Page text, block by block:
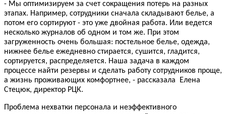
- Мы оптимизируем за счет сокращения потерь на разных
этапах. Например, сотрудники сначала складывают белье, а
потом его сортируют - это уже двойная работа. Или ведется
несколько журналов об одном и том же. При этом
загруженность очень большая: постельное белье, одежда,
нижнее белье ежедневно стирается, сушится, гладится,
сортируется, распределяется. Наша задача в каждом
процессе найти резервы и сделать работу сотрудников проще,
а жизнь проживающих комфортнее, - рассказала Елена
Стецюк, директор РЦК.
Проблема нехватки персонала и неэффективного